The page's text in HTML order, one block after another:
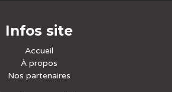
Infos site
Accueil
À propos
Nos partenaires